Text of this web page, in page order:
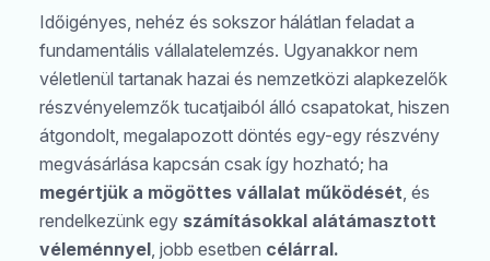
Időigényes, nehéz és sokszor hálátlan feladat a
fundamentális vállalatelemzés. Ugyanakkor nem
véletlenül tartanak hazai és nemzetközi alapkezelők
részvényelemzők tucatjaiból álló csapatokat, hiszen
átgondolt, megalapozott döntés egy-egy részvény
megvásárlása kapcsán csak így hozható; ha
megértjük a mögöttes vállalat működését , és
rendelkezünk egy számításokkal alátámasztott
véleménnyel , jobb esetben célárral.